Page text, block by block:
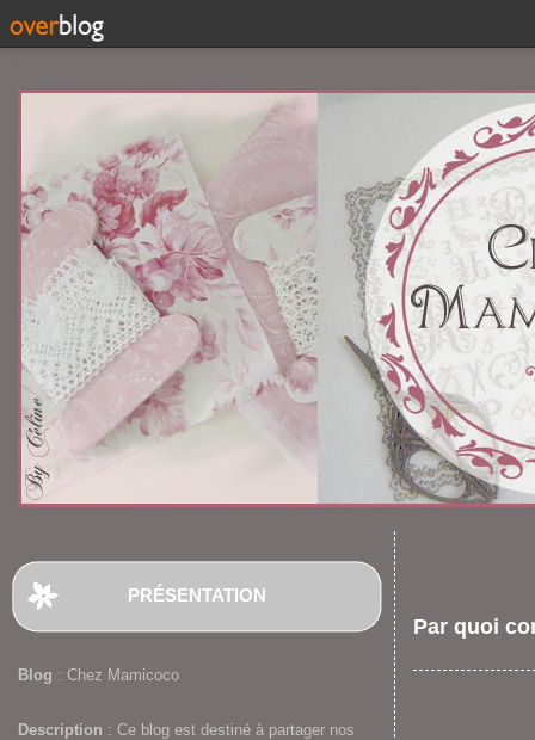
PRÉSENTATION
Blog : Chez Mamicoco
Description : Ce blog est destiné à partager nos
Par quoi